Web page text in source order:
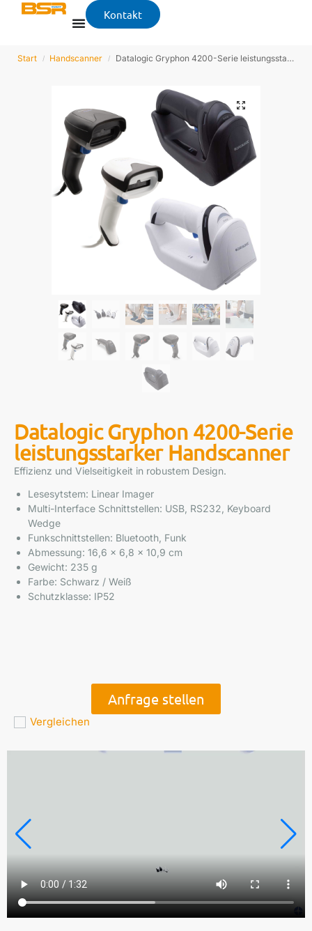
Kontakt
Start / Handscanner / Datalogic Gryphon 4200-Serie leistungsstarker Handscanner
Datalogic Gryphon 4200-Serie
leistungsstarker Handscanner
Effizienz und Vielseitigkeit in robustem Design.
Lesesytstem: Linear Imager
Multi-Interface Schnittstellen: USB, RS232, Keyboard
Wedge
Funkschnittstellen: Bluetooth, Funk
Abmessung: 16,6 x 6,8 x 10,9 cm
Gewicht: 235 g
Farbe: Schwarz / Weiß
Schutzklasse: IP52
Anfrage stellen
Vergleichen